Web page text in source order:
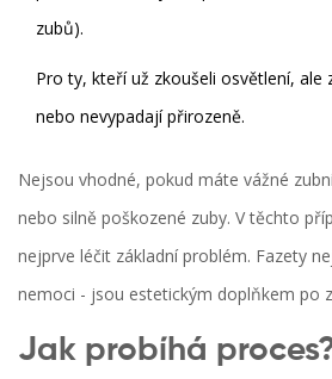
zubů).
Pro ty, kteří už zkoušeli osvětlení, ale
nebo nevypadají přirozeně.
Nejsou vhodné, pokud máte vážné
nebo silně poškozené zuby. V těchto
nejprve léčit základní problém. Fazety
nemoci - jsou estetickým doplňkem po
Jak probíhá